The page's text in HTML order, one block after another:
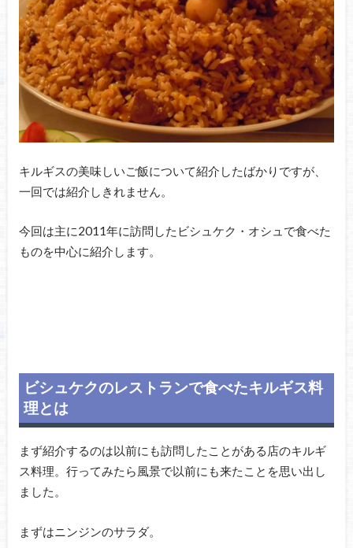
キルギスの美味しいご飯について紹介したばかりですが、
一回では紹介しきれません。
今回は主に2011年に訪問したビシュケク・オシュで食べた
ものを中心に紹介します。
ビシュケクのレストランで食べたキルギス料
理とは
まず紹介するのは以前にも訪問したことがある店のキルギ
ス料理。行ってみたら風景で以前にも来たことを思い出し
ました。
まずはニンジンのサラダ。